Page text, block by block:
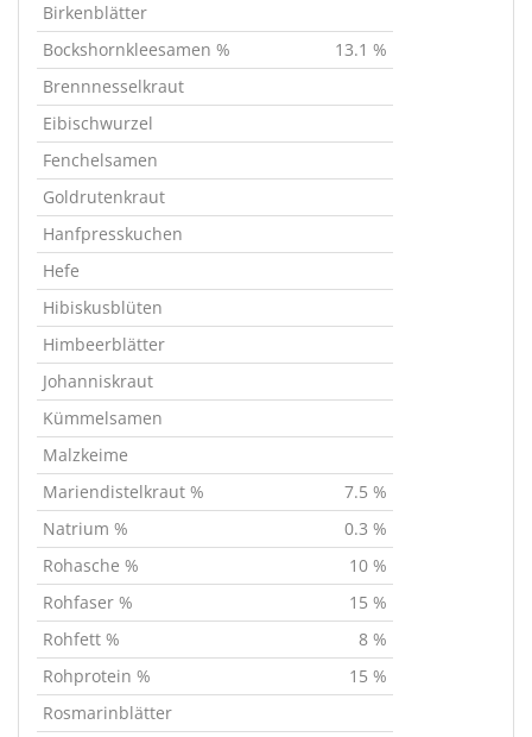
Birkenblätter
Bockshornkleesamen %
13.1 %
Brennnesselkraut
Eibischwurzel
Fenchelsamen
Goldrutenkraut
Hanfpresskuchen
Hefe
Hibiskusblüten
Himbeerblätter
Johanniskraut
Kümmelsamen
Malzkeime
Mariendistelkraut %
7.5 %
Natrium %
0.3 %
Rohasche %
10 %
Rohfaser %
15 %
Rohfett %
8 %
Rohprotein %
15 %
Rosmarinblätter